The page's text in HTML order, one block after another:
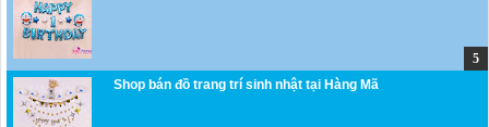
Shop bán đồ trang trí sinh nhật tại Hàng Mã